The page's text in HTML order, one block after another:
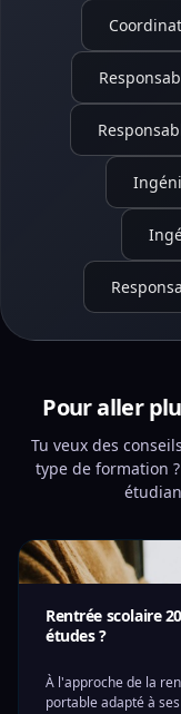
Pour aller
Tu veux des
type de formation
Rentrée scolaire
études ?
À l'approche de la
portable adapté à